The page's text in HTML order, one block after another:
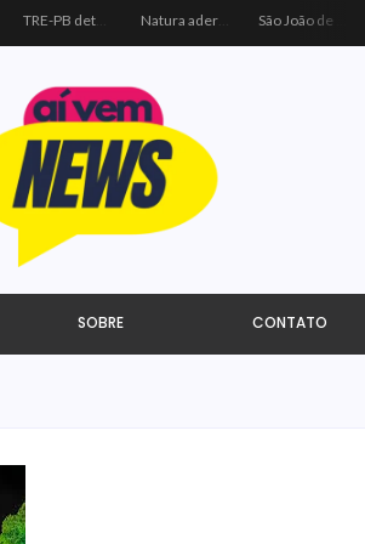
TRE-PB determina remoção de vídeo de Cícero por uso indevido de programa público Natura adere à coalizão do Código de Defesa e Inclusão do Consumidor Negro São João de Campina Grande bate recorde e reúne 3,4 milhões de pessoas em 2026
SOBRE CONTATO